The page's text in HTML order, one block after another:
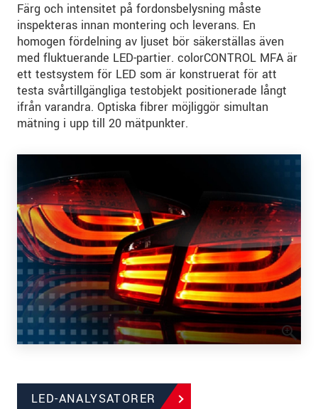
Färg och intensitet på fordonsbelysning måste
inspekteras innan montering och leverans. En
homogen fördelning av ljuset bör säkerställas även
med fluktuerande LED-partier. colorCONTROL MFA är
ett testsystem för LED som är konstruerat för att
testa svårtillgängliga testobjekt positionerade långt
ifrån varandra. Optiska fibrer möjliggör simultan
mätning i upp till 20 mätpunkter.
LED-ANALYSATORER